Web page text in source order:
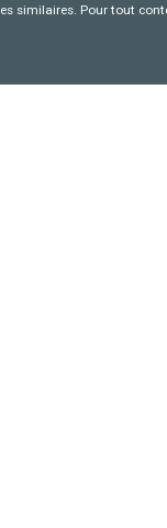
similaires. Pour tout